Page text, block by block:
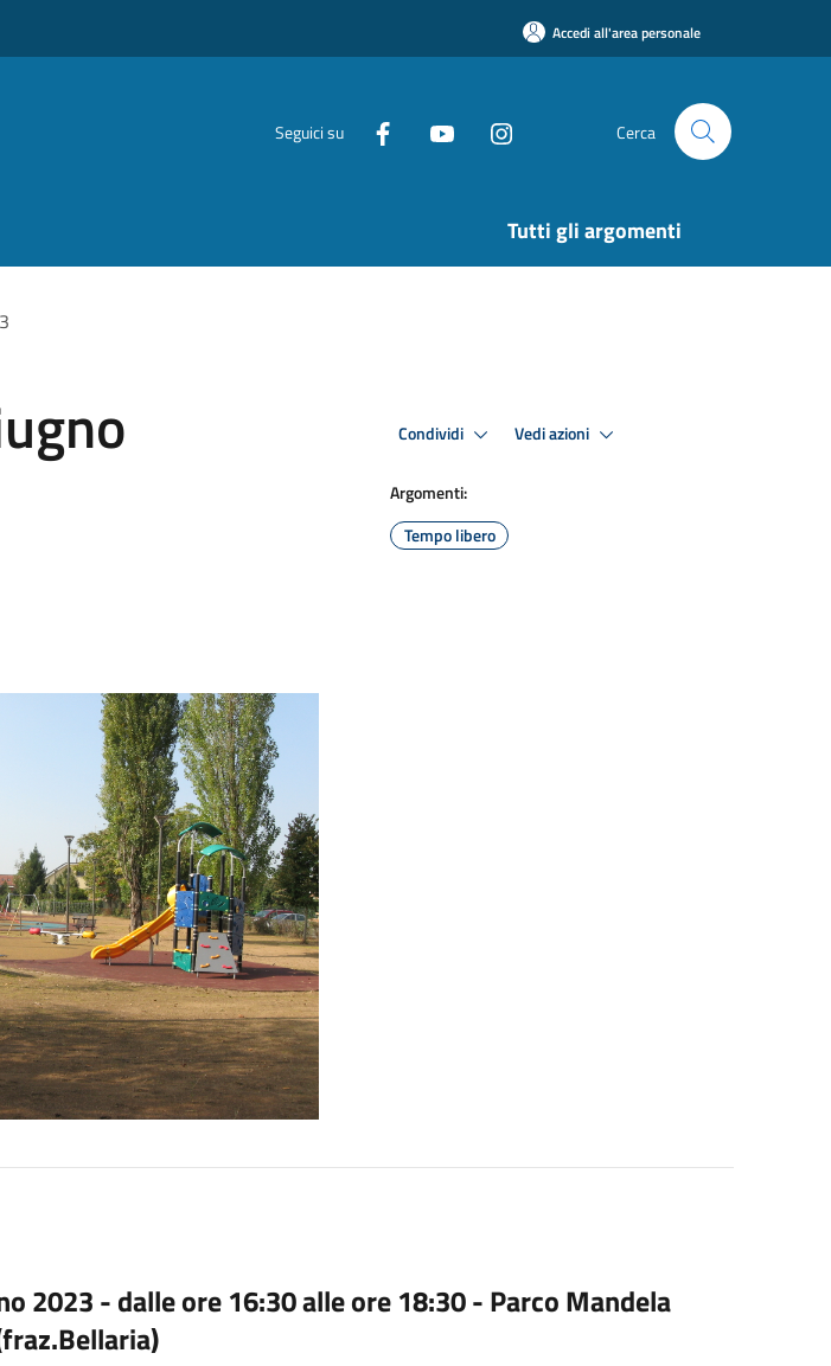
Accedi all'area personale
Seguici su Cerca
Tutti gli argomenti
Condividi Vedi azioni
Argomenti:
Tempo libero
2023 - dalle ore 16:30 alle ore 18:30 - Parco Mandela